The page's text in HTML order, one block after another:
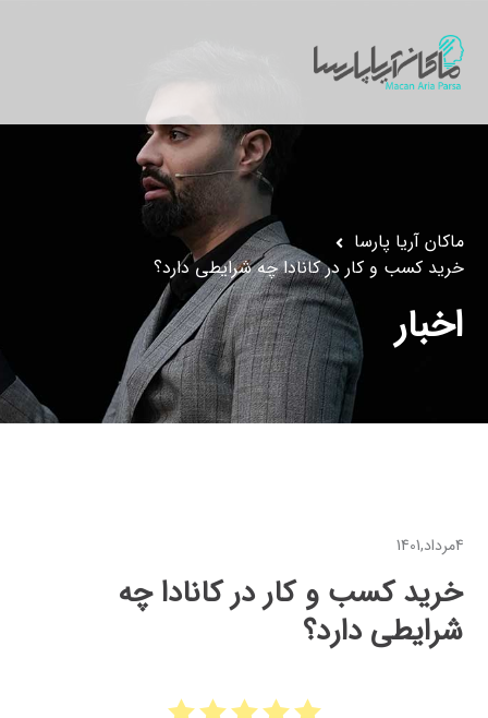
ماکان آریا پارسا
خرید کسب و کار در کانادا چه شرایطی دارد؟
اخبار
4مرداد,1401
خرید کسب و کار در کانادا چه
شرایطی دارد؟